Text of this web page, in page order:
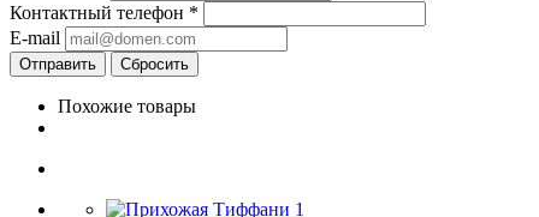
Контактный телефон *
E-mail
Сбросить
Похожие товары